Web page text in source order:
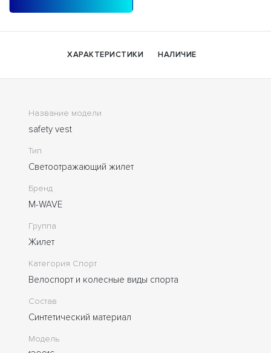
ХАРАКТЕРИСТИКИ НАЛИЧИЕ
Название модели
safety vest
Тип
Светоотражающий жилет
Бренд
M-WAVE
Группа
Жилет
Категория Спорт
Велоспорт и колесные виды спорта
Состав
Синтетический материал
Модель